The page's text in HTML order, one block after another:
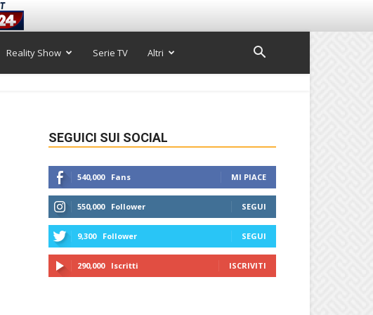
Reality Show Serie TV Altri
SEGUICI SUI SOCIAL
540,000 Fans MI PIACE
550,000 Follower SEGUI
9,300 Follower SEGUI
290,000 Iscritti ISCRIVITI